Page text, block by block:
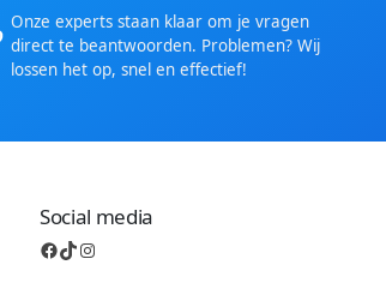
Onze experts staan klaar om je vragen
direct te beantwoorden. Problemen? Wij
lossen het op, snel en effectief!
Social media
Facebook TikTok Instagram